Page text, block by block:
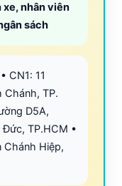
xe, nhân viên
sách
• CN1: 11
Chánh, TP.
D5A,
TP.HCM •
Chánh Hiệp,